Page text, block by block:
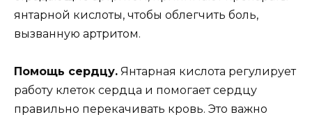
янтарной кислоты, чтобы облегчить боль,
вызванную артритом.
Помощь сердцу. Янтарная кислота регулирует
работу клеток сердца и помогает сердцу
правильно перекачивать кровь. Это важно